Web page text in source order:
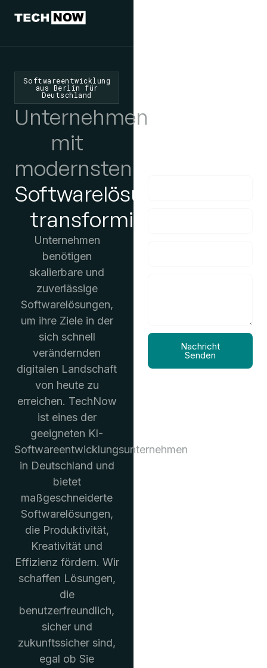
Softwareentwicklung
aus Berlin für
Deutschland
Unternehmen
mit
modernsten
Softwarelösungen
transformieren
Unternehmen
benötigen
skalierbare und
zuverlässige
Softwarelösungen,
um ihre Ziele in der
sich schnell
verändernden
digitalen Landschaft
von heute zu
erreichen. TechNow
ist eines der
geeigneten KI-
Softwareentwicklungsunternehmen
in Deutschland und
bietet
maßgeschneiderte
Softwarelösungen,
die Produktivität,
Kreativität und
Effizienz fördern. Wir
schaffen Lösungen,
die
benutzerfreundlich,
sicher und
zukunftssicher sind,
egal ob Sie
Nachricht
Senden